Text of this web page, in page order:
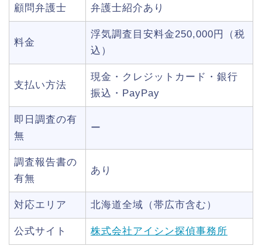
顧問弁護士 弁護士紹介あり
料金
浮気調査目安料金250,000円（税
込）
支払い方法
現金・クレジットカード・銀行
振込・PayPay
即日調査の有
無
ー
調査報告書の
有無
あり
対応エリア 北海道全域（帯広市含む）
公式サイト 株式会社アイシン探偵事務所